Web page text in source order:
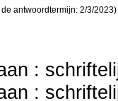
antwoordtermijn: 2/3/2023)
:
: